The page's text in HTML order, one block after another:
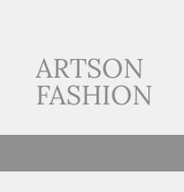
Artikel.ARTSON
FASHION